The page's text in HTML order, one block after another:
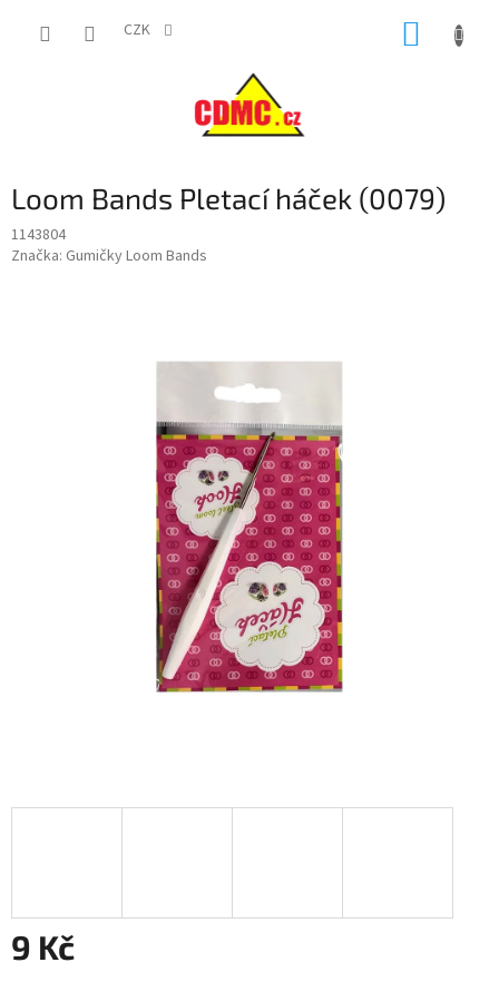
CZK
Loom Bands Pletací háček (0079)
1143804
Značka: Gumičky Loom Bands
9 Kč